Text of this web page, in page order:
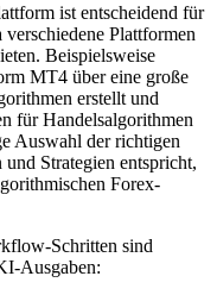
ist entscheidend für
Plattformen
Beispielsweise
MT4 über eine große
erstellt und
für Handelsalgorithmen
Auswahl der richtigen
Strategien entspricht,
Forex-
Schritten sind
Ausgaben: